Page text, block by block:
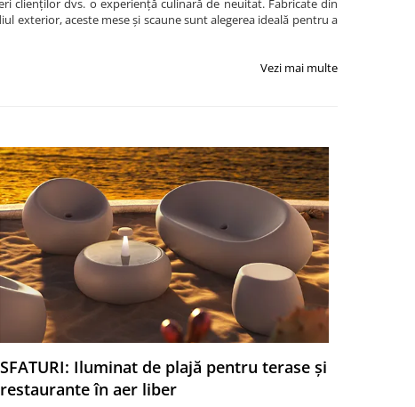
exterior, aceste mese și scaune sunt alegerea ideală pentru a
Vezi mai multe
SFATURI: Iluminat de plajă pentru terase și
restaurante în aer liber